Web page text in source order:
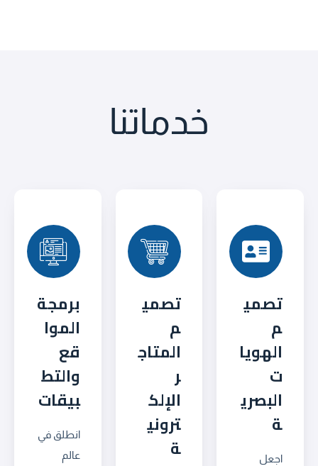
خدماتنا
تصمي
م
الهويا
ت
البصري
ة
اجعل
تصمي
م
المتاج
ر
الإلك
تروني
ة
برمجة
الموا
قع
والتط
بيقات
انطلق في
عالم